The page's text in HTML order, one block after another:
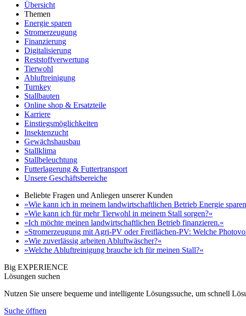
Übersicht
Themen
Energie sparen
Stromerzeugung
Finanzierung
Digitalisierung
Reststoffverwertung
Tierwohl
Abluftreinigung
Turnkey
Stallbauten
Online shop & Ersatzteile
Karriere
Einstiegsmöglichkeiten
Insektenzucht
Gewächshausbau
Stallklima
Stallbeleuchtung
Futterlagerung & Futtertransport
Unsere Geschäftsbereiche
Beliebte Fragen und Anliegen unserer Kunden
»Wie kann ich in meinem landwirtschaftlichen Betrieb Energie
»Wie kann ich für mehr Tierwohl in meinem Stall sorgen?«
»Ich möchte meinen landwirtschaftlichen Betrieb finanzieren.«
»Stromerzeugung mit Agri-PV oder Freiflächen-PV: Welche
»Wie zuverlässig arbeiten Abluftwäscher?«
»Welche Abluftreinigung brauche ich für meinen Stall?«
Big EXPERIENCE
Lösungen suchen
Nutzen Sie unsere bequeme und intelligente Lösungssuche, um schnell
Suche öffnen